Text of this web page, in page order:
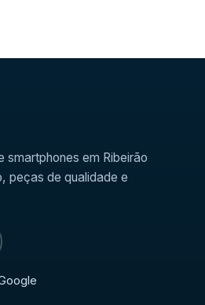
smartphones em Ribeirão
peças de qualidade e